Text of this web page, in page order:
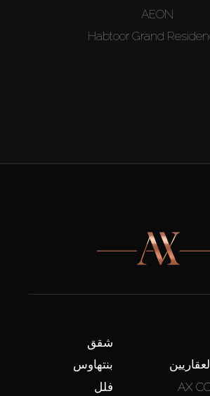
AEON
Habtoor Grand
شقق
بنتهاوس
فلل
AX